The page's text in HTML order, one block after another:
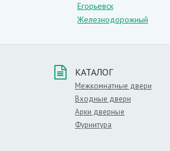
Егорьевск
Железнодорожный
КАТАЛОГ
Межкомнатные двери
Входные двери
Арки дверные
Фурнитура